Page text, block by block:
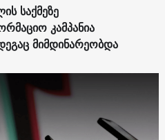
საქმეზე
კამპანია
მიმდინარეობდა